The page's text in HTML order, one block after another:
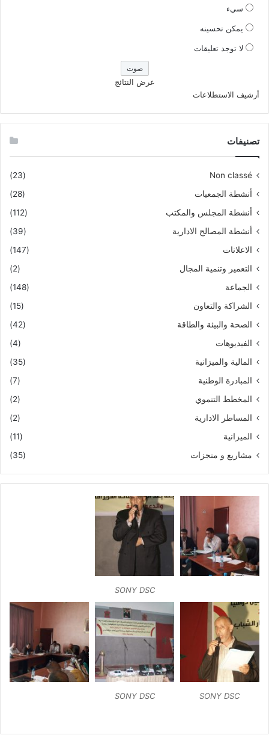
سيء
يمكن تحسينه
لا توجد تعليقات
عرض النتائج
أرشيف الاستطلاعات
تصنيفات
Non classé
(23)
أنشطة الجمعيات
(28)
أنشطة المجلس والمكتب
(112)
أنشطة المصالح الادارية
(39)
الاعلانات
(147)
التعمير وتنمية المجال
(2)
الجماعة
(148)
الشراكة والتعاون
(15)
الصحة والبيئة والطاقة
(42)
الفيديوهات
(4)
المالية والميزانية
(35)
المبادرة الوطنية
(7)
المخطط التنموي
(2)
المساطر الادارية
(2)
الميزانية
(11)
مشاريع و منجزات
(35)
SONY DSC
SONY DSC
SONY DSC